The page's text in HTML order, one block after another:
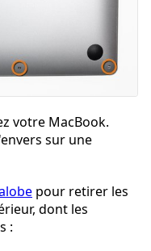
votre MacBook.
sur une
pour retirer les
dont les
: